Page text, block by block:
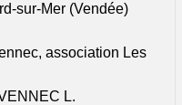
sur-Mer (Vendée)
association Les
L.